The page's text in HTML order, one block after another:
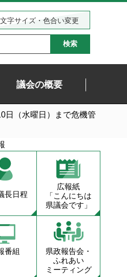
文字サイズ・色合い変更
議会の概要
日（水曜日）まで危機管
長日程
広報紙
「こんにちは
県議会です」
番組
県政報告会・
ふれあい
ミーティング